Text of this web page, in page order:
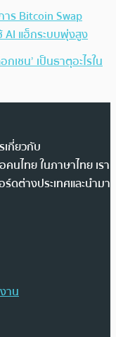
าร Bitcoin Swap
AI แฮ็กระบบพุ่งสูง
เชน’ เป็นธาตุอะไรใน
เกี่ยวกับ
นไทย ในภาษาไทย เรา
ดต่างประเทศและนำมา
าน